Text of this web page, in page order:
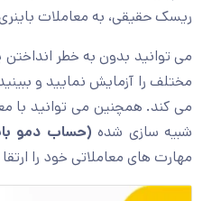
ریسک حقیقی، به معاملات
می توانید بدون به خطر
مختلف را آزمایش نمایید و
می کند. همچنین می توانید با
شبیه سازی شده (حساب دمو
مهارت های معاملاتی خود را